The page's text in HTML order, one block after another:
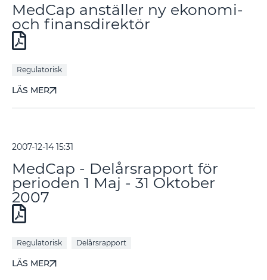
MedCap anställer ny ekonomi-
och finansdirektör
Regulatorisk
LÄS MER
2007-12-14 15:31
MedCap - Delårsrapport för
perioden 1 Maj - 31 Oktober
2007
Regulatorisk Delårsrapport
LÄS MER